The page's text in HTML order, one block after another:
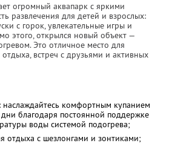
огромный аквапарк с яркими
развлечения для детей и взрослых:
с горок, увлекательные игры и
этого, открылся новый объект —
Это отличное место для
встреч с друзьями и активных
наслаждайтесь комфортным купанием
благодаря постоянной поддержке
воды системой подогрева;
отдыха с шезлонгами и зонтиками;